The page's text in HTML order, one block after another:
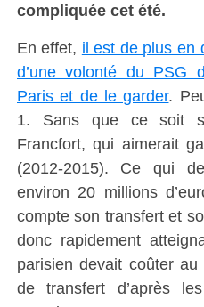
compliquée cet été.
En effet, il est de plus en
d’une volonté du PSG
Paris et de le garder.
1. Sans que ce soit
Francfort, qui aimerait
(2012-2015). Ce qui
environ 20 millions
compte son transfert et
donc rapidement
parisien devait coûter
de transfert d’après